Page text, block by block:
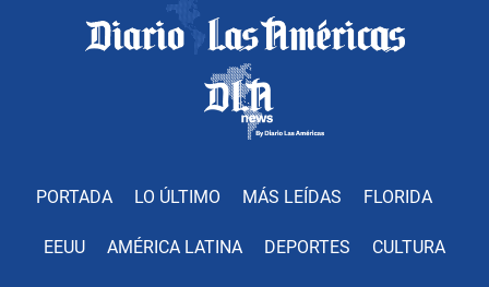
PORTADA LO ÚLTIMO MÁS LEÍDAS FLORIDA
EEUU AMÉRICA LATINA DEPORTES CULTURA